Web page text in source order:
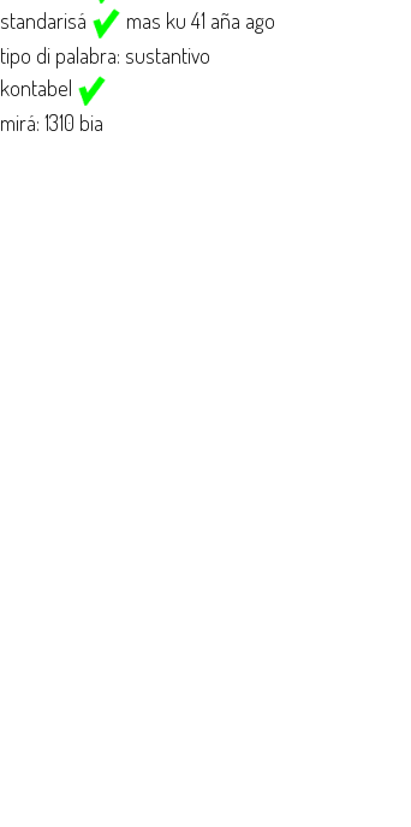
standarisá
mas ku 41 aña ago
tipo di palabra: sustantivo
kontabel
mirá: 1310 bia